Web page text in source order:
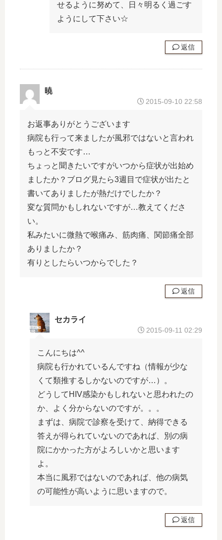
せるように努めて、日々明るく過ごす
ようにして下さい☆
返信
暁
2015-09-10 22:58
お返事ありがとうございます
病院も行って来ましたが風邪ではないと言われ
もっと不安です…
ちょっと聞きたいですがいつから症状が出始め
ましたか？ブログ見たら3週目で症状が出たと
書いてありましたが熱だけでしたか？
変な質問かもしれないですが…教えてくださ
い。
私みたいに微熱で喉痛み、筋肉痛、関節痛全部
ありましたか？
有りとしたらいつからでした？
返信
セカライ
2015-09-11 02:29
こんにちは^^
病院も行かれているんですね（情報が少な
くて類推するしかないのですが…）。
どうしてHIV感染かもしれないと思われたの
か、よく分からないのですが。。。
まずは、病院で診察を受けて、納得できる
答えが得られていないのであれば、別の病
院にかかった方がよろしいかと思います
よ。
本当に風邪ではないのであれば、他の病気
の可能性が高いように思いますので。
返信